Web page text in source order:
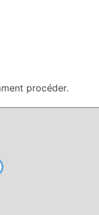
procéder.